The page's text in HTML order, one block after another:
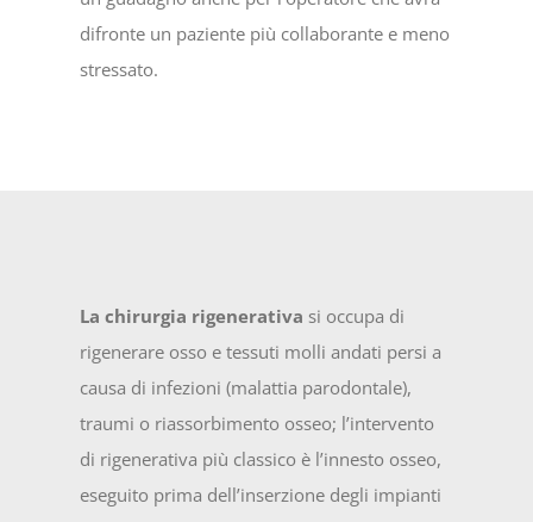
difronte un paziente più collaborante e meno
stressato.
La chirurgia rigenerativa si occupa di
rigenerare osso e tessuti molli andati persi a
causa di infezioni (malattia parodontale),
traumi o riassorbimento osseo; l’intervento
di rigenerativa più classico è l’innesto osseo,
eseguito prima dell’inserzione degli impianti